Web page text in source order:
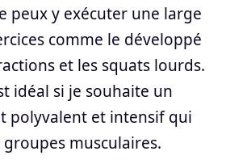
peux y exécuter une large
comme le développé
et les squats lourds.
idéal si je souhaite un
polyvalent et intensif qui
musculaires.